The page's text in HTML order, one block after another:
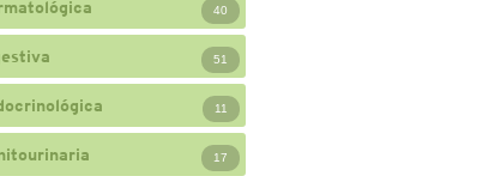
40
51
11
17